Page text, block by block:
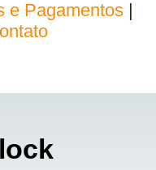
e Pagamentos